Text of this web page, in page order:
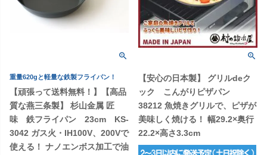
重量620gと軽量な鉄製フライパン！
【頑張って送料無料！】【高品
質な燕三条製】 杉山金属 匠
味 鉄フライパン 23cm KS-
3042 ガス火・IH100V、200Vで
使える！ ナノエンボス加工で油
【安心の日本製】 グリルdeク
ック こんがりピザパン
38212 魚焼きグリルで、ピザが
美味しく焼ける！ 幅29.2×奥行
22.2×高さ3.3cm